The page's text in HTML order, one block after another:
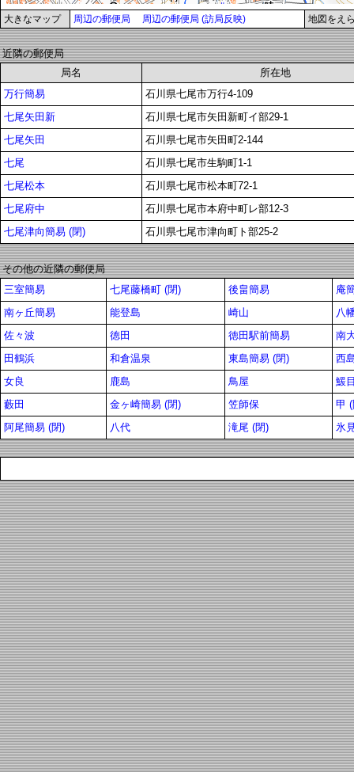
大きなマップ 周辺の郵便局 周辺の郵便局 (訪局反映) 地図をえ
近隣の郵便局
局名
所在地
万行簡易
石川県七尾市万行4-109
七尾矢田新
石川県七尾市矢田新町イ部29-1
七尾矢田
石川県七尾市矢田町2-144
七尾
石川県七尾市生駒町1-1
七尾松本
石川県七尾市松本町72-1
七尾府中
石川県七尾市本府中町レ部12-3
七尾津向簡易 (閉)
石川県七尾市津向町ト部25-2
その他の近隣の郵便局
三室簡易
七尾藤橋町 (閉) 後畠簡易
庵
南ヶ丘簡易
能登島 崎山
八
佐々波
徳田 徳田駅前簡易
南
田鶴浜
和倉温泉 東島簡易 (閉)
西
女良
鹿島 鳥屋
鰀
藪田
金ヶ崎簡易 (閉) 笠師保
甲
阿尾簡易 (閉)
八代 滝尾 (閉) 氷